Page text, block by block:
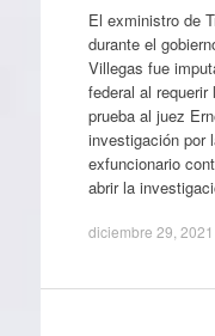
El exministro de
durante el
Villegas fue
federal al
prueba al juez
investigación por
exfuncionario
abrir la
diciembre 29, 2021